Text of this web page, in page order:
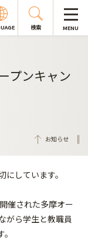
検索 MENU
プンキャン
お知らせ
しています。
催された多摩オー
がら学生と教職員